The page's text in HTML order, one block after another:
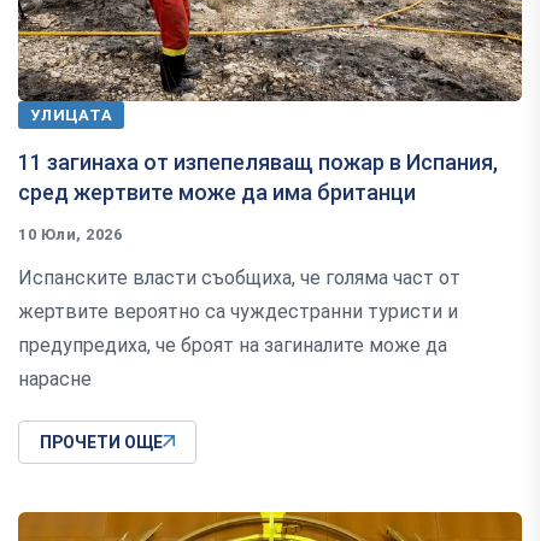
УЛИЦАТА
11 загинаха от изпепеляващ пожар в Испания,
сред жертвите може да има британци
10 Юли, 2026
Испанските власти съобщиха, че голяма част от
жертвите вероятно са чуждестранни туристи и
предупредиха, че броят на загиналите може да
нарасне
ПРОЧЕТИ ОЩЕ